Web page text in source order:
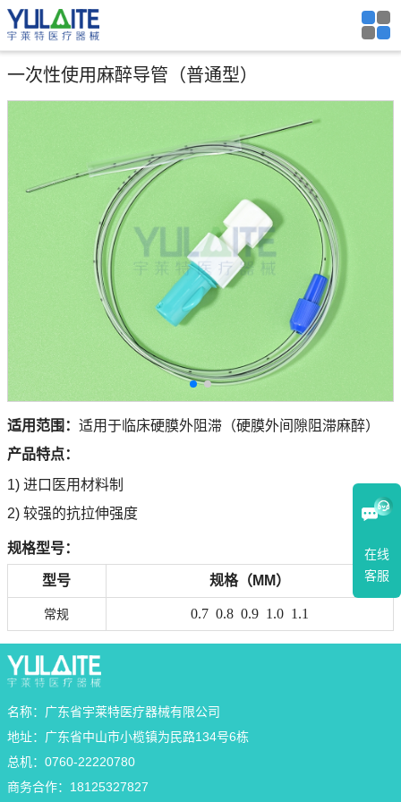
一次性使用麻醉导管（普通型）
适用范围： 适用于临床硬膜外阻滞（硬膜外间隙阻滞麻醉）
产品特点：
1) 进口医用材料制
2) 较强的抗拉伸强度
规格型号：
型号 规格（MM）
常规 0.7 0.8 0.9 1.0 1.1
名称：广东省宇莱特医疗器械有限公司
地址：广东省中山市小榄镇为民路134号6栋
总机：0760-22220780
商务合作：18125327827
在线
客服